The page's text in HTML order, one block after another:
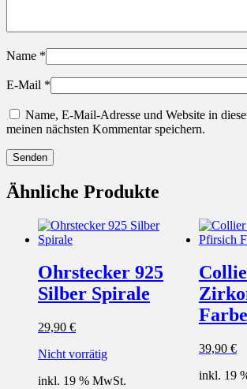
Name *
E-Mail *
Name, E-Mail-Adresse und Website in
meinen nächsten Kommentar speichern.
Ähnliche Produkte
Ohrstecker 925
Silber Spirale
29,90 €
Nicht vorrätig
inkl. 19 % MwSt.
39,90 €
inkl. 19